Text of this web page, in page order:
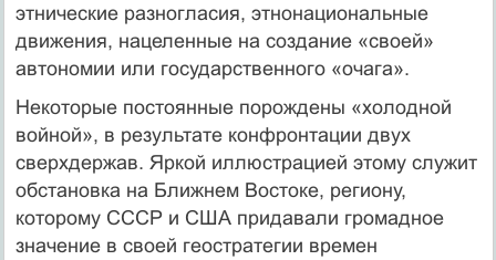
этнические разногласия, этнонациональные
движения, нацеленные на создание «своей»
автономии или государственного «очага».
Некоторые постоянные порождены «холодной
войной», в результате конфронтации двух
сверхдержав. Яркой иллюстрацией этому служит
обстановка на Ближнем Востоке, региону,
которому СССР и США придавали громадное
значение в своей геостратегии времен